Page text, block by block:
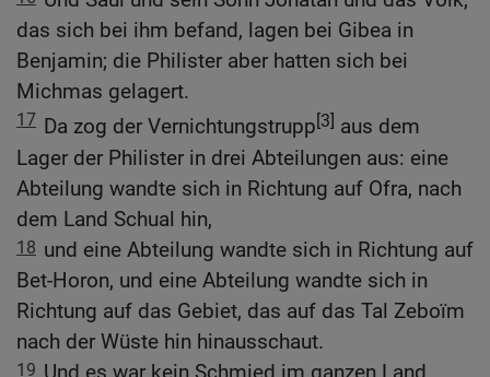
das sich bei ihm befand, lagen bei Gibea in
Benjamin; die Philister aber hatten sich bei
Michmas gelagert.
17 Da zog der Vernichtungstrupp[3] aus dem
Lager der Philister in drei Abteilungen aus: eine
Abteilung wandte sich in Richtung auf Ofra, nach
dem Land Schual hin,
18 und eine Abteilung wandte sich in Richtung auf
Bet-Horon, und eine Abteilung wandte sich in
Richtung auf das Gebiet, das auf das Tal Zeboïm
nach der Wüste hin hinausschaut.
19 Und es war kein Schmied im ganzen Land